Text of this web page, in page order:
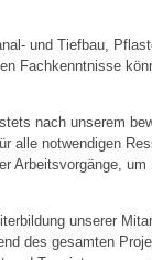
und Tiefbau,
Fachkenntnisse
nach unserem
alle notwendigen
Arbeitsvorgänge,
unserer
des gesamten